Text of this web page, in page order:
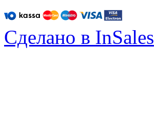
Сделано в InSales